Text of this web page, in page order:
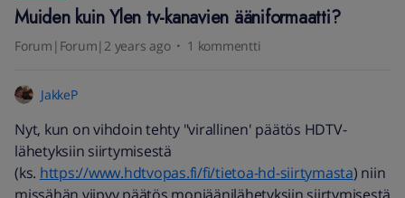
Muiden kuin Ylen tv-kanavien ääniformaatti?
Forum|Forum|2 years ago 1 kommentti
JakkeP
Nyt, kun on vihdoin tehty "virallinen' päätös HDTV-
lähetyksiin siirtymisestä
(ks. https://www.hdtvopas.fi/fi/tietoa-hd-siirtymasta) niin